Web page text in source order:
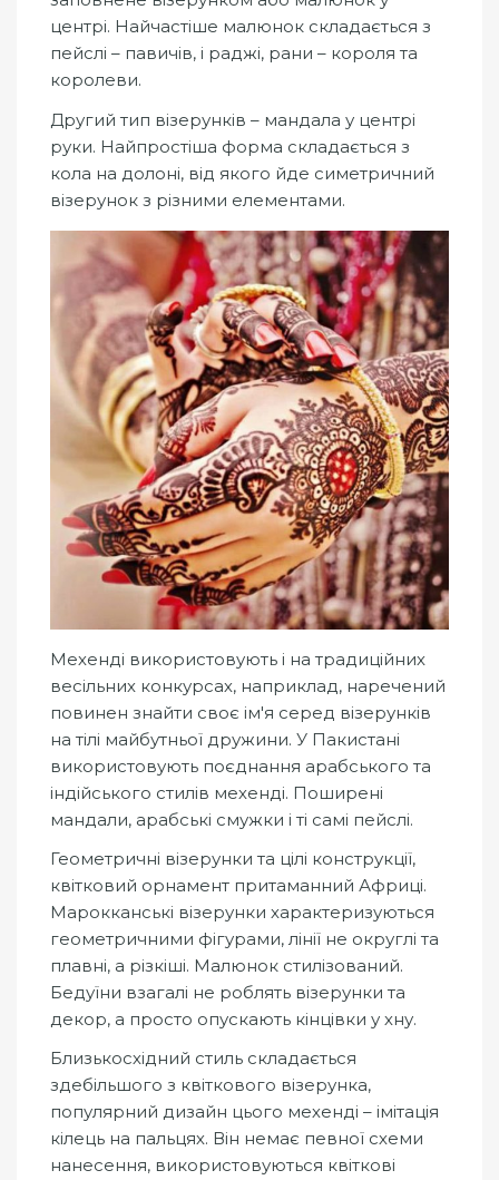
центрі. Найчастіше малюнок складається з
пейслі – павичів, і раджі, рани – короля та
королеви.
Другий тип візерунків – мандала у центрі
руки. Найпростіша форма складається з
кола на долоні, від якого йде симетричний
візерунок з різними елементами.
Мехенді використовують і на традиційних
весільних конкурсах, наприклад, наречений
повинен знайти своє ім'я серед візерунків
на тілі майбутньої дружини. У Пакистані
використовують поєднання арабського та
індійського стилів мехенді. Поширені
мандали, арабські смужки і ті самі пейслі.
Геометричні візерунки та цілі конструкції,
квітковий орнамент притаманний Африці.
Марокканські візерунки характеризуються
геометричними фігурами, лінії не округлі та
плавні, а різкіші. Малюнок стилізований.
Бедуїни взагалі не роблять візерунки та
декор, а просто опускають кінцівки у хну.
Близькосхідний стиль складається
здебільшого з квіткового візерунка,
популярний дизайн цього мехенді – імітація
кілець на пальцях. Він немає певної схеми
нанесення, використовуються квіткові